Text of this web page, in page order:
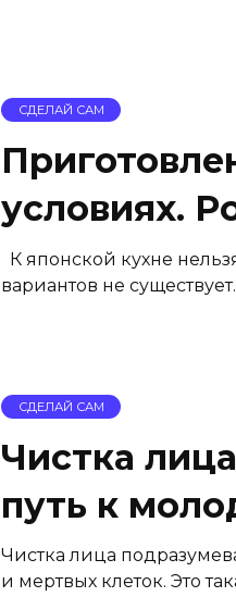
СДЕЛАЙ САМ
условиях.
К японской кухне
вариантов не
СДЕЛАЙ САМ
Чистка
путь к
Чистка лица
и мертвых клеток. Это